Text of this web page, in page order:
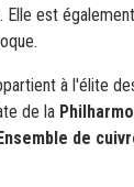
Elle est
à l'élite
de la
de